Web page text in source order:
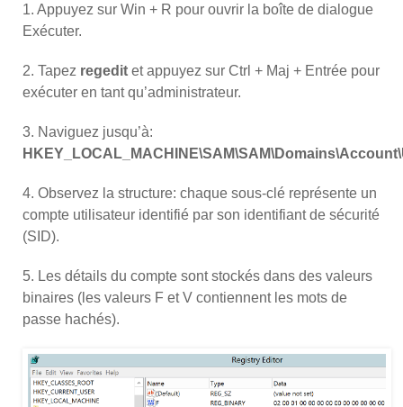
1. Appuyez sur Win + R pour ouvrir la boîte de dialogue
Exécuter.
2. Tapez regedit et appuyez sur Ctrl + Maj + Entrée pour
exécuter en tant qu’administrateur.
3. Naviguez jusqu’à:
4. Observez la structure: chaque sous-clé représente un
compte utilisateur identifié par son identifiant de sécurité
(SID).
5. Les détails du compte sont stockés dans des valeurs
binaires (les valeurs F et V contiennent les mots de
passe hachés).